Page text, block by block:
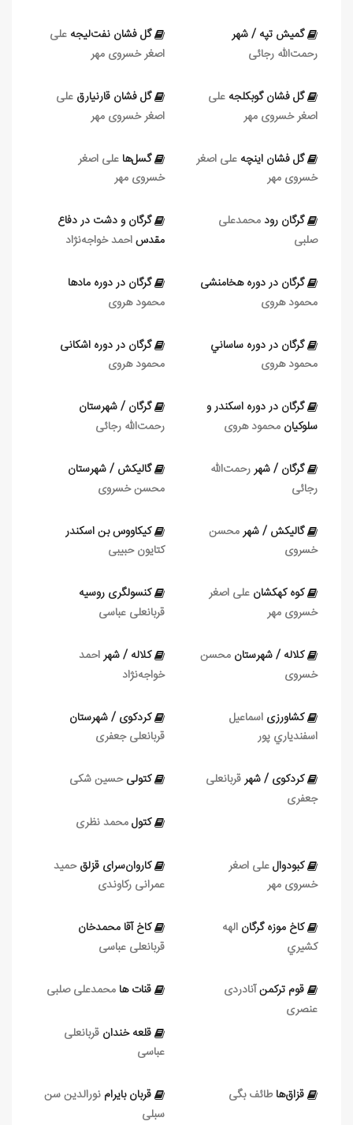
گمیش تپه / شهر
رحمت‌الله رجائی
گل‌ فشان نفت‌ليجه علی‏
اصغر خسروی مهر
گل‌ فشان گوبكلجه علی‏
اصغر خسروی مهر
گل فشان قارنيارق علی‏
اصغر خسروی مهر
گل‌‌ فشان اینچه علی‏ اصغر
خسروی مهر
گسل‌ها علی‏ اصغر
خسروی مهر
گرگان رود محمدعلی
صلبی
گرگان و دشت در دفاع
مقدساحمد خواجه‌نژاد
گرگان در دوره هخامنشی
محمود هروی
گرگان در دوره مادها
محمود هروی
گرگان در دوره ساساني
محمود هروی
گرگان در دوره اشكانی
محمود هروی
گرگان در دوره اسكندر و
سلوكيان محمود هروی
گرگان / شهرستان
رحمت‌الله رجائی
گرگان / شهررحمت‌الله
رجائی
گالیکش / شهرستان
محسن خسروی
گالیکش / شهرمحسن
خسروی
کیکاووس بن اسکندر
کتایون حبیبی
كوه كهكشان علی‏ اصغر
خسروی مهر
کنسولگری روسیه
قربانعلی عباسی
کلاله / شهرستان محسن
خسروی
کلاله / شهراحمد
خواجه‌نژاد
کشاورزی اسماعيل
اسفندياري‏ پور
کردکوی / شهرستان
قربانعلی جعفری
کردکوی / شهرقربانعلی
جعفری
كتولی حسین شکی
کتولمحمد نظری
کبودوالعلی‏ اصغر
خسروی مهر
كاروان‌سرای قزلق حمید
عمرانی رکاوندی
كاخ موزه گرگان الهه
کشيري
كاخ آقا محمدخان
قربانعلی عباسی
قوم تركمنآنادردی
عنصری
قنات‌ ها محمدعلی صلبی
قلعه خندان قربانعلی
عباسی
قزاق‌ها طائف بگی قربان بایرام نورالدین سن‏
سبلی